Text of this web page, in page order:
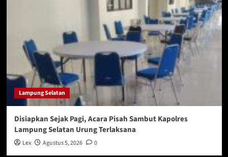
Lampung Selatan
Disiapkan Sejak Pagi, Acara Pisah Sambut Kapolres
Lampung Selatan Urung Terlaksana
Lex Agustus 5, 2026 0